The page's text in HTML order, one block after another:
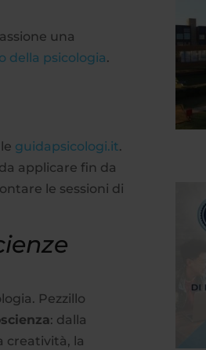
una
della psicologia.
guidapsicologi.it.
da applicare fin da
le sessioni di
Pezzillo
: dalla
creatività, la